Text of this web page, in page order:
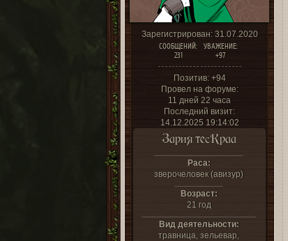
Зарегистрирован: 31.07.2020
СООБЩЕНИЙ:
231
УВАЖЕНИЕ:
+97
Позитив: +94
Провел на форуме:
11 дней 22 часа
Последний визит:
14.12.2025 19:14:02
Зария тес’Краа
Раса:
зверочеловек (авизур)
Возраст:
21 год
Вид деятельности:
травница, зельевар,